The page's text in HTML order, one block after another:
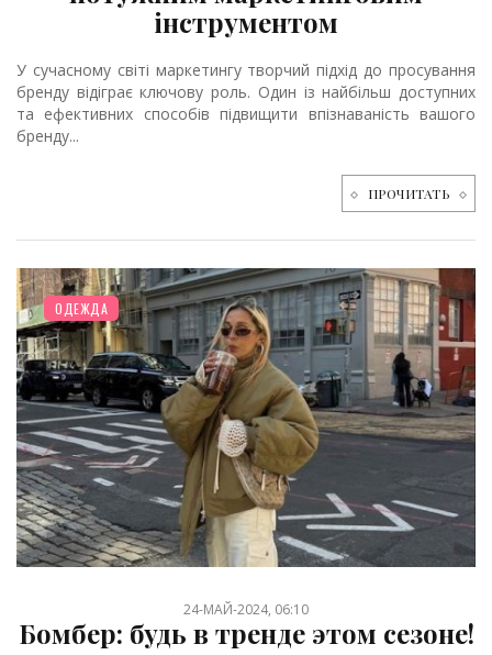
інструментом
У сучасному світі маркетингу творчий підхід до просування
бренду відіграє ключову роль. Один із найбільш доступних
та ефективних способів підвищити впізнаваність вашого
бренду...
ПРОЧИТАТЬ
ОДЕЖДА
24-МАЙ-2024, 06:10
Бомбер: будь в тренде этом сезоне!